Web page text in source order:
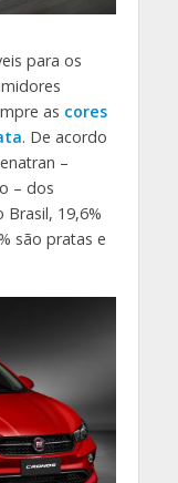
para os
as cores
. De acordo
–
– dos
Brasil, 19,6%
são pratas e